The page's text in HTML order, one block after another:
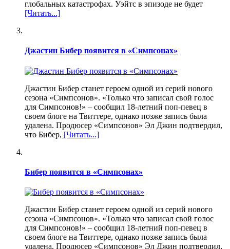
глобальных катастрофах. Уэйтс в эпизоде не будет
[Читать...]
Джастин Бибер появится в «Симпсонах»
Джастин Бибер станет героем одной из серий нового
сезона «Симпсонов». «Только что записал свой голос
для Симпсонов!» – сообщил 18-летний поп-певец в
своем блоге на Твиттере, однако позже запись была
удалена. Продюсер «Симпсонов» Эл Джин подтвердил,
что Бибер, [Читать...]
Бибер появится в «Симпсонах»
Джастин Бибер станет героем одной из серий нового
сезона «Симпсонов». «Только что записал свой голос
для Симпсонов!» – сообщил 18-летний поп-певец в
своем блоге на Твиттере, однако позже запись была
удалена. Продюсер «Симпсонов» Эл Джин подтвердил,